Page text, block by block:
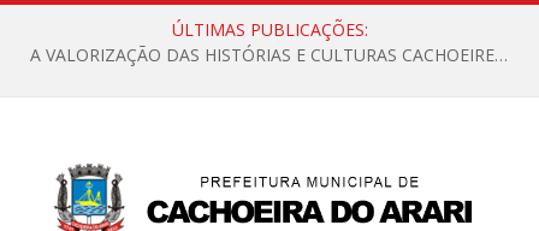
ÚLTIMAS PUBLICAÇÕES:
A VALORIZAÇÃO DAS HISTÓRIAS E CULTURAS CACHOEIRENSES